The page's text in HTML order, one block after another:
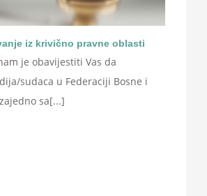
iz krivično pravne oblasti
je obavijestiti Vas da
sudaca u Federaciji Bosne i
sa[...]